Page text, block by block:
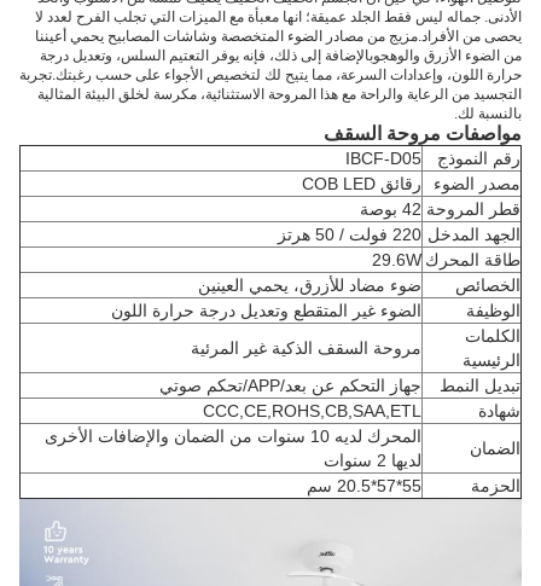
الأدنى. جماله ليس فقط الجلد عميقة؛ انها معبأة مع الميزات التي تجلب الفرح لعدد لا
يحصى من الأفراد.مزيج من مصادر الضوء المتخصصة وشاشات المصابيح يحمي أعيننا
من الضوء الأزرق والوهجوبالإضافة إلى ذلك، فإنه يوفر التعتيم السلس، وتعديل درجة
حرارة اللون، وإعدادات السرعة، مما يتيح لك لتخصيص الأجواء على حسب رغبتك.تجربة
التجسيد من الرعاية والراحة مع هذا المروحة الاستثنائية، مكرسة لخلق البيئة المثالية
بالنسبة لك.
مواصفات مروحة السقف
رقم النموذج
IBCF-D05
مصدر الضوء
رقائق COB LED
قطر المروحة 42 بوصة
الجهد المدخل 220 فولت / 50 هرتز
طاقة المحرك 29.6W
الخصائص
ضوء مضاد للأزرق، يحمي العينين
الوظيفة
الضوء غير المتقطع وتعديل درجة حرارة اللون
الكلمات
الرئيسية
مروحة السقف الذكية غير المرئية
تبديل النمط
جهاز التحكم عن بعد/APP/تحكم صوتي
شهادة
CCC,CE,ROHS,CB,SAA,ETL
الضمان
المحرك لديه 10 سنوات من الضمان والإضافات الأخرى
لديها 2 سنوات
الحزمة
55*57*20.5 سم